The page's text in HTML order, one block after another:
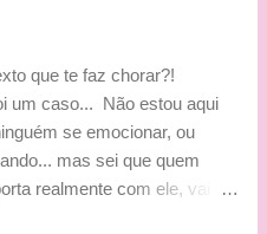
mensaje: 'La próxima foto
de ser en una parrilla de
visera bajada. ¿OK?'. "Me
necesito hacer esto,
contra mi ídolo'. Hay un
a tus héroes tus rivales' y
que subió dije 'necesitas
que te faz chorar?!
um caso... Não estou aqui
se emocionar, ou
mas sei que quem
realmente com ele, vai